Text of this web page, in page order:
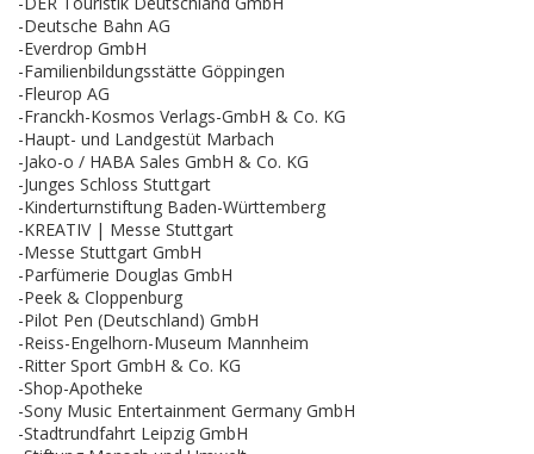
-Deutsche Bahn AG
-Everdrop GmbH
-Familienbildungsstätte Göppingen
-Fleurop AG
-Franckh-Kosmos Verlags-GmbH & Co. KG
-Haupt- und Landgestüt Marbach
-Jako-o / HABA Sales GmbH & Co. KG
-Junges Schloss Stuttgart
-Kinderturnstiftung Baden-Württemberg
-KREATIV | Messe Stuttgart
-Messe Stuttgart GmbH
-Parfümerie Douglas GmbH
-Peek & Cloppenburg
-Pilot Pen (Deutschland) GmbH
-Reiss-Engelhorn-Museum Mannheim
-Ritter Sport GmbH & Co. KG
-Shop-Apotheke
-Sony Music Entertainment Germany GmbH
-Stadtrundfahrt Leipzig GmbH